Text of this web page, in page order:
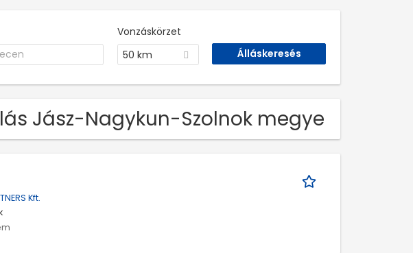
Vonzáskörzet
50 km
Jász-Nagykun-Szolnok megye
Kft.